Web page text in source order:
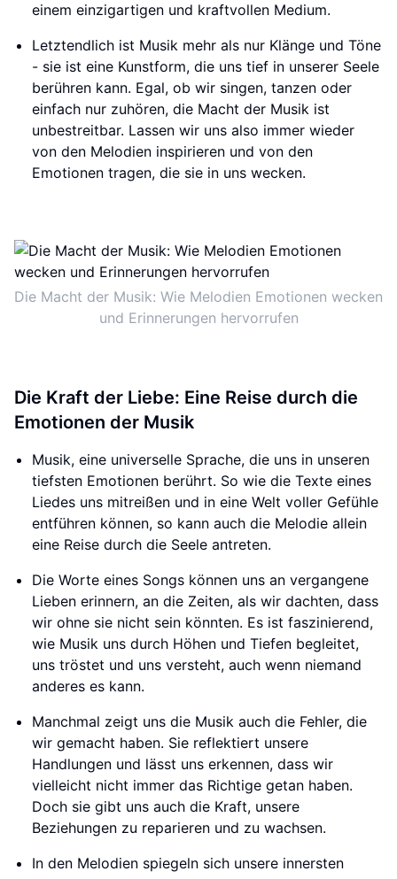
einem einzigartigen und kraftvollen Medium.
Letztendlich ist Musik mehr als nur Klänge und Töne
- sie ist eine Kunstform, die uns tief in unserer Seele
berühren kann. Egal, ob wir singen, tanzen oder
einfach nur zuhören, die Macht der Musik ist
unbestreitbar. Lassen wir uns also immer wieder
von den Melodien inspirieren und von den
Emotionen tragen, die sie in uns wecken.
Die Macht der Musik: Wie Melodien Emotionen wecken
und Erinnerungen hervorrufen
Die Kraft der Liebe: Eine Reise durch die
Emotionen der Musik
Musik, eine universelle Sprache, die uns in unseren
tiefsten Emotionen berührt. So wie die Texte eines
Liedes uns mitreißen und in eine Welt voller Gefühle
entführen können, so kann auch die Melodie allein
eine Reise durch die Seele antreten.
Die Worte eines Songs können uns an vergangene
Lieben erinnern, an die Zeiten, als wir dachten, dass
wir ohne sie nicht sein könnten. Es ist faszinierend,
wie Musik uns durch Höhen und Tiefen begleitet,
uns tröstet und uns versteht, auch wenn niemand
anderes es kann.
Manchmal zeigt uns die Musik auch die Fehler, die
wir gemacht haben. Sie reflektiert unsere
Handlungen und lässt uns erkennen, dass wir
vielleicht nicht immer das Richtige getan haben.
Doch sie gibt uns auch die Kraft, unsere
Beziehungen zu reparieren und zu wachsen.
In den Melodien spiegeln sich unsere innersten